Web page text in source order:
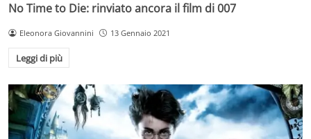
No Time to Die: rinviato ancora il film di 007
Eleonora Giovannini 13 Gennaio 2021
Leggi di più